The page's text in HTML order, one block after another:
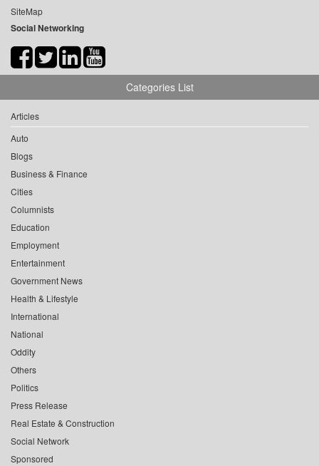
SiteMap
Social Networking
Categories List
Articles
Auto
Blogs
Business & Finance
Cities
Columnists
Education
Employment
Entertainment
Government News
Health & Lifestyle
International
National
Oddity
Others
Politics
Press Release
Real Estate & Construction
Social Network
Sponsored